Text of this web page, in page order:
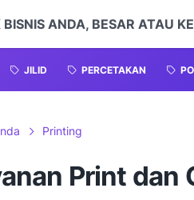
ANDA, BESAR ATAU
JILID PERCETAKAN
Printing
Print dan